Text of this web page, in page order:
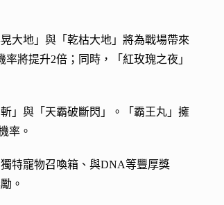
大地」與「乾枯大地」將為戰場帶來
將提升2倍；同時，「紅玫瑰之夜」
」與「天霸破斷閃」。「霸王丸」擁
率。
特寵物召喚箱、與DNA等豐厚獎
。